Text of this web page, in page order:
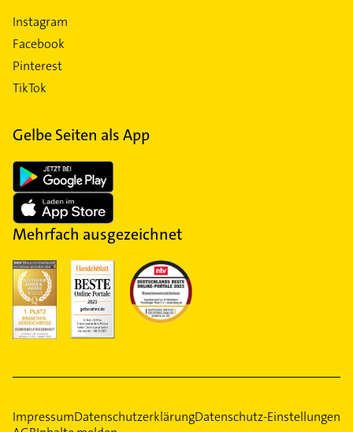
Instagram
Facebook
Pinterest
TikTok
Gelbe Seiten als App
Mehrfach ausgezeichnet
ImpressumDatenschutzerklärungDatenschutz-Einstellungen